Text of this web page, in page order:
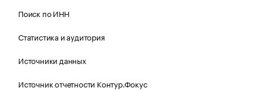
Поиск по ИНН
Статистика и аудитория
Источники данных
Источник отчетности Контур.Фокус